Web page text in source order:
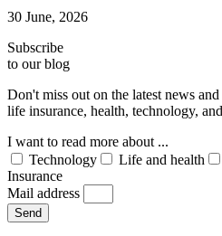
30 June, 2026
Subscribe
to our blog
Don't miss out on the latest news
life insurance, health, technology,
I want to read more about ...
Technology
Life and health
Insurance
Mail address
Send